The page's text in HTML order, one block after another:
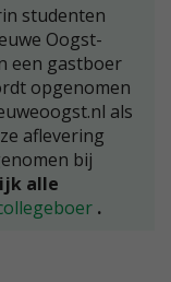
studenten
Oogst-
een gastboer
opgenomen
als
aflevering
bij
alle
.